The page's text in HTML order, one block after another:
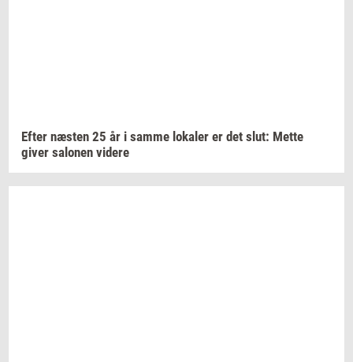
Efter næ­sten 25 år i samme lo­ka­ler er det slut: Mette
giver sa­lo­nen vi­de­re